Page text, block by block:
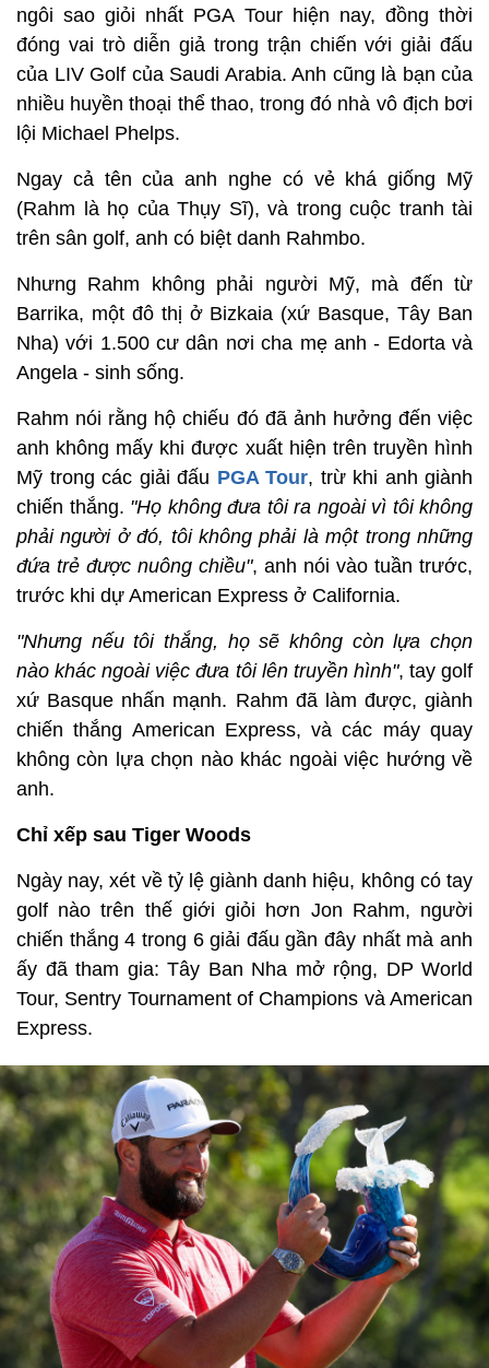
ngôi sao giỏi nhất PGA Tour hiện nay, đồng thời
đóng vai trò diễn giả trong trận chiến với giải đấu
của LIV Golf của Saudi Arabia. Anh cũng là bạn của
nhiều huyền thoại thể thao, trong đó nhà vô địch bơi
lội Michael Phelps.
Ngay cả tên của anh nghe có vẻ khá giống Mỹ
(Rahm là họ của Thụy Sĩ), và trong cuộc tranh tài
trên sân golf, anh có biệt danh Rahmbo.
Nhưng Rahm không phải người Mỹ, mà đến từ
Barrika, một đô thị ở Bizkaia (xứ Basque, Tây Ban
Nha) với 1.500 cư dân nơi cha mẹ anh - Edorta và
Angela - sinh sống.
Rahm nói rằng hộ chiếu đó đã ảnh hưởng đến việc
anh không mấy khi được xuất hiện trên truyền hình
Mỹ trong các giải đấu PGA Tour, trừ khi anh giành
chiến thắng. "Họ không đưa tôi ra ngoài vì tôi không
phải người ở đó, tôi không phải là một trong những
đứa trẻ được nuông chiều", anh nói vào tuần trước,
trước khi dự American Express ở California.
"Nhưng nếu tôi thắng, họ sẽ không còn lựa chọn
nào khác ngoài việc đưa tôi lên truyền hình", tay golf
xứ Basque nhấn mạnh. Rahm đã làm được, giành
chiến thắng American Express, và các máy quay
không còn lựa chọn nào khác ngoài việc hướng về
anh.
Chỉ xếp sau Tiger Woods
Ngày nay, xét về tỷ lệ giành danh hiệu, không có tay
golf nào trên thế giới giỏi hơn Jon Rahm, người
chiến thắng 4 trong 6 giải đấu gần đây nhất mà anh
ấy đã tham gia: Tây Ban Nha mở rộng, DP World
Tour, Sentry Tournament of Champions và American
Express.